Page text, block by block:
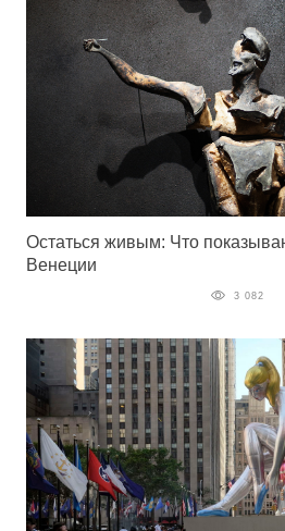
Остаться живым: Что
Венеции
3 082